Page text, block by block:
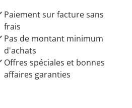
Paiement sur facture sans
frais
Pas de montant minimum
d'achats
Offres spéciales et bonnes
affaires garanties